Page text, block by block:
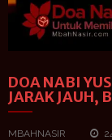
DOA NABI
JARAK JAUH,
MBAHNASIR